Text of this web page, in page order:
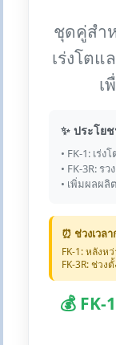
ชุดคู่สำ
เร่งโตแ
เ
✨ ประโย
• FK-1: เร่ง
• FK-3R: ร
• เพิ่มผลผลิ
⏰ ช่วงเวล
FK-1: หลังห
FK-3R: ช่วง
💰 FK-